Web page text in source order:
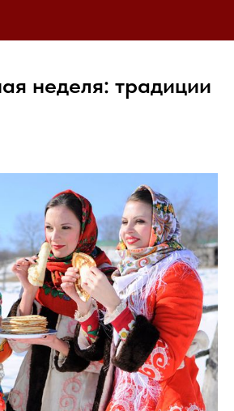
неделя: традиции